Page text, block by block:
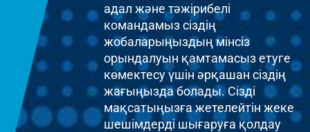
адал және тәжірибелі
командамыз сіздің
жобаларыңыздың мінсіз
орындалуын қамтамасыз етуге
көмектесу үшін әрқашан сіздің
жағыңызда болады. Сізді
мақсатыңызға жетелейтін жеке
шешімдерді шығаруға қолдау